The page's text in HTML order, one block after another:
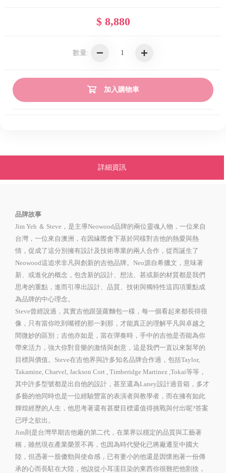
$ 8,880
數量:
加入購物車
詳細資訊
品牌故事
Jim Yeh ＆ Steve，是主導Neowood品牌的兩位靈魂人物，一位來自
台灣，一位來自澳洲，在因緣際會下基於同樣對吉他的熱愛與熱
情，促成了這分別擁有設計及技術專業的兩人合作，從而誕生了
Neowood這追求非凡與創新的吉他品牌。Neo源自希臘文，意味著
新、或進化的概念，包含新的設計、想法、甚或新的材質都是我們
思考的重點，進而引導出設計、品質、技術與獨特性這四項重點成
為品牌的中心理念。
Steve曾經說過，其實吉他跟菠蘿麵包一樣，每一個看起來都長得很
像，只有當你吃到嘴裡的那一剎那，才能真正的理解平凡與卓越之
間微妙的區別；吉他亦如是，當在彈奏時，手中的吉他是否能為你
帶來活力，強大你對音樂的激情與創意，這是我們一直以來製琴的
目標與價值。Steve在吉他界與許多知名品牌合作過，包括Taylor,
Takamine, Charvel, Jackson Cort , Timberidge Martinez ,Tokai等等，
其中許多型號都是出自他的設計，甚至還為Laney設計過音箱，多才
多藝的他同時也是一位經驗豐富的表演者與教學者，而在擁有如此
輝煌經歷的人生，他思考著還有甚麼目標還值得挑戰與付出呢?答案
已呼之欲出。
Jim則是台灣早期吉他廠的第二代，在業界以穩定的品質與工藝著
稱，雖然現在產業榮景不再，也因為時代變化已將廠遷至中國大
陸，但憑著一股傻勁與使命感，已有妻小的他還是因懷抱著一份傳
承的心而長駐在大陸，他說從小耳濡目染的東西你很難把他割捨，